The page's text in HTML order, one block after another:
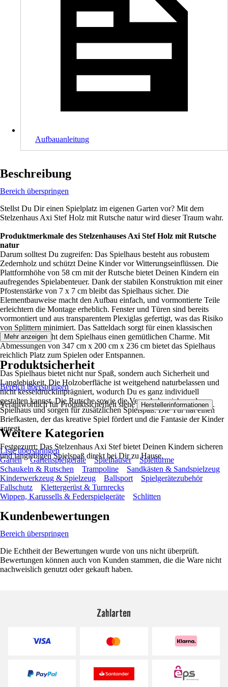
Aufbauanleitung
Beschreibung
Bereich überspringen
Stellst Du Dir einen Spielplatz im eigenen Garten vor? Mit dem
Stelzenhaus Axi Stef Holz mit Rutsche natur wird dieser Traum wahr.
Produktmerkmale des Stelzenhauses Axi Stef Holz mit Rutsche
natur
Darum solltest Du zugreifen: Das Spielhaus besteht aus robustem
Zedernholz und schützt Deine Kinder vor Witterungseinflüssen. Die
Plattformhöhe von 58 cm mit der Rutsche bietet Deinen Kindern ein
aufregendes Spielabenteuer. Dank der stabilen Konstruktion mit einer
Pfostenstärke von 7 x 7 cm bleibt das Spielhaus sicher. Die
Elementbauweise macht den Aufbau einfach, und vormontierte Teile
erleichtern die Montage erheblich. Fenster und Türen sind bereits
vormontiert und aus transparentem Plexiglas gefertigt, was das Risiko
von Splittern minimiert. Das Satteldach sorgt für einen klassischen
Look und verleiht dem Spielhaus einen gemütlichen Charme. Mit
Abmessungen von 347 cm x 200 cm x 236 cm bietet das Spielhaus
reichlich Platz zum Spielen oder Entspannen.
Das Spielhaus bietet nicht nur Spaß, sondern auch Sicherheit und
Langlebigkeit. Die Holzoberfläche ist weitgehend naturbelassen und
nicht kesseldruckimprägniert, wodurch Du es ganz individuell
gestalten kannst. Die Rutsche sowie die Veranda bereichern das
Spielhaus und sorgen für zusätzlichen Spielspaß. Die Tür hat einen
Briefkasten, der das kreative Spiel fördert und die Fantasie der Kinder
anregt.
Festgezurrt: Das Stelzenhaus Axi Stef bietet Deinen Kindern sicheren
und langlebigen Spielspaß direkt bei Dir zu Hause.
Mehr anzeigen
Produktsicherheit
Bereich überspringen
Verantwortlich für Produktsicherheit siehe Herstellerinformationen .
Weitere Kategorien
Liste überspringen
Garten
Gartenspielgeräte Spielhäuser
Spieltürme
Schaukeln & Rutschen
Trampoline
Sandkästen & Sandspielzeug
Kinderwerkzeug & Spielzeug
Ballsport
Spielgerätezubehör
Fallschutz
Klettergerüst & Turnrecks
Wippen, Karussells & Federspielgeräte
Schlitten
Kundenbewertungen
Bereich überspringen
Die Echtheit der Bewertungen wurde von uns nicht überprüft.
Bewertungen können auch von Kunden stammen, die die Ware nicht
nachweislich genutzt oder gekauft haben.
Zahlarten